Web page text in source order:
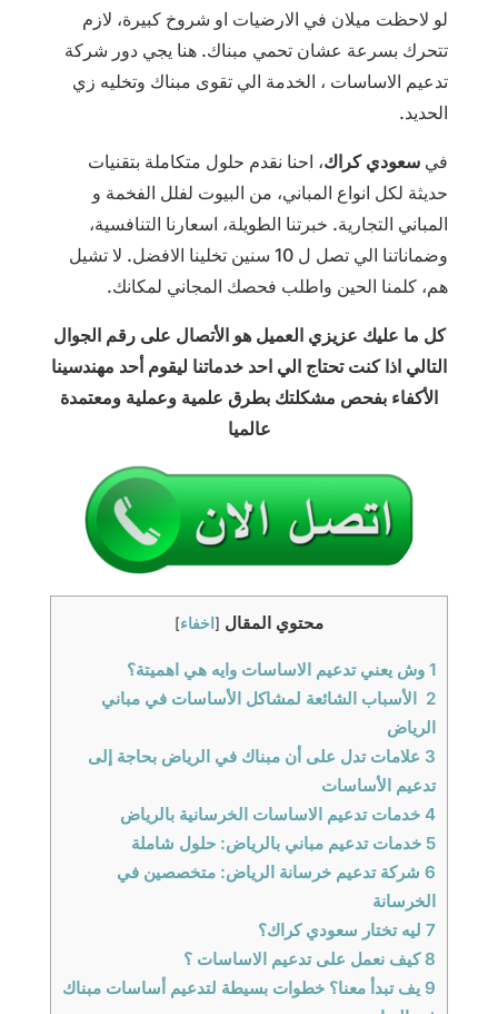
لو لاحظت ميلان في الارضيات او شروخ كبيرة، لازم
تتحرك بسرعة عشان تحمي مبناك. هنا يجي دور شركة
تدعيم الاساسات ، الخدمة الي تقوى مبناك وتخليه زي
الحديد.
في سعودي كراك، احنا نقدم حلول متكاملة بتقنيات
حديثة لكل انواع المباني، من البيوت لفلل الفخمة و
المباني التجارية. خبرتنا الطويلة، اسعارنا التنافسية،
وضماناتنا الي تصل ل 10 سنين تخلينا الافضل. لا تشيل
هم، كلمنا الحين واطلب فحصك المجاني لمكانك.
كل ما عليك عزيزي العميل هو الأتصال على رقم الجوال
التالي اذا كنت تحتاج الي احد خدماتنا ليقوم أحد مهندسينا
الأكفاء بفحص مشكلتك بطرق علمية وعملية ومعتمدة
عالميا
محتوي المقال [ اخفاء]
1وش يعني تدعيم الاساسات وايه هي اهميتة؟
2 الأسباب الشائعة لمشاكل الأساسات في مباني
الرياض
3 علامات تدل على أن مبناك في الرياض بحاجة إلى
تدعيم الأساسات
4خدمات تدعيم الاساسات الخرسانية بالرياض
5 خدمات تدعيم مباني بالرياض: حلول شاملة
6شركة تدعيم خرسانة الرياض: متخصصين في
الخرسانة
7ليه تختار سعودي كراك؟
8كيف نعمل على تدعيم الاساسات ؟
9يف تبدأ معنا؟ خطوات بسيطة لتدعيم أساسات مبناك